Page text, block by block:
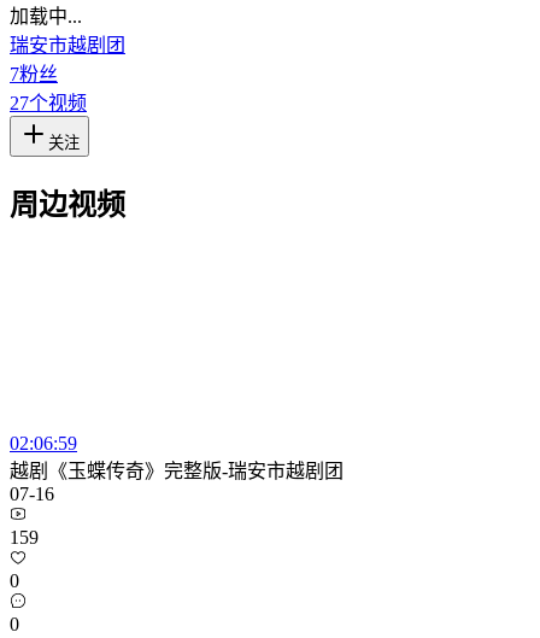
加载中...
瑞安市越剧团
7粉丝
27个视频
关注
周边视频
02:06:59
越剧《玉蝶传奇》完整版-瑞安市越剧团
07-16
159
0
0